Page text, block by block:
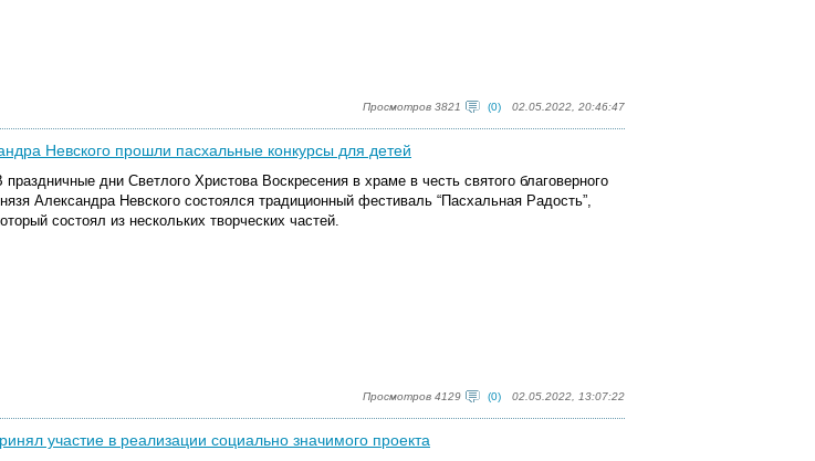
Просмотров 3821 (0) 02.05.2022, 20:46:47
Невского прошли пасхальные конкурсы для детей
праздничные дни Светлого Христова Воскресения в храме в честь святого благоверного
Александра Невского состоялся традиционный фестиваль “Пасхальная Радость”,
состоял из нескольких творческих частей.
Просмотров 4129 (0) 02.05.2022, 13:07:22
участие в реализации социально значимого проекта